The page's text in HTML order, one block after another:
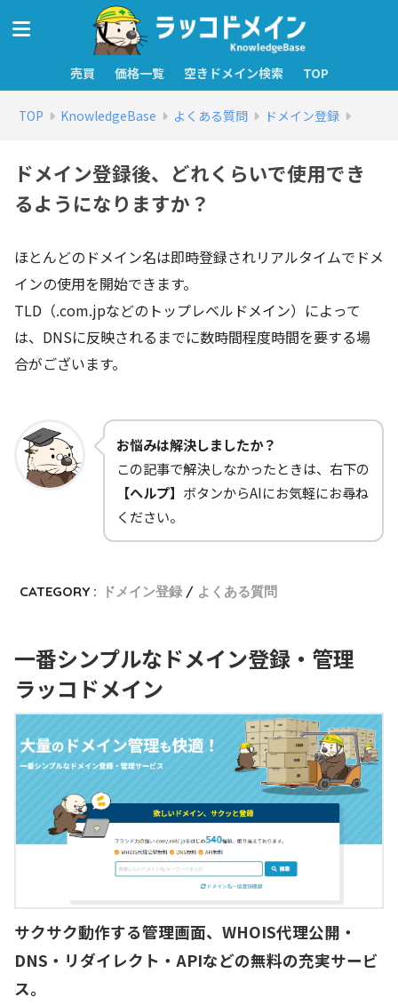
売買 価格一覧 空きドメイン検索 TOP
TOP KnowledgeBase よくある質問 ドメイン登録
ドメイン登録後、どれくらいで使用でき
るようになりますか？
ほとんどのドメイン名は即時登録されリアルタイムでドメ
インの使用を開始できます。
TLD（.com.jpなどのトップレベルドメイン）によって
は、DNSに反映されるまでに数時間程度時間を要する場
合がございます。
お悩みは解決しましたか？
この記事で解決しなかったときは、右下の
【ヘルプ】 ボタンからAIにお気軽にお尋ね
ください。
CATEGORY : ドメイン登録 よくある質問
一番シンプルなドメイン登録・管理
ラッコドメイン
サクサク動作する管理画面、WHOIS代理公開・
DNS・リダイレクト・APIなどの無料の充実サービ
ス。